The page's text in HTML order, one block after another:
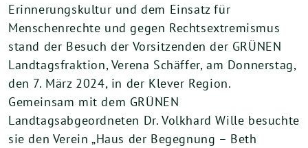
Erinnerungskultur und dem Einsatz für
Menschenrechte und gegen Rechtsextremismus
stand der Besuch der Vorsitzenden der GRÜNEN
Landtagsfraktion, Verena Schäffer, am Donnerstag,
den 7. März 2024, in der Klever Region.
Gemeinsam mit dem GRÜNEN
Landtagsabgeordneten Dr. Volkhard Wille besuchte
sie den Verein „Haus der Begegnung – Beth